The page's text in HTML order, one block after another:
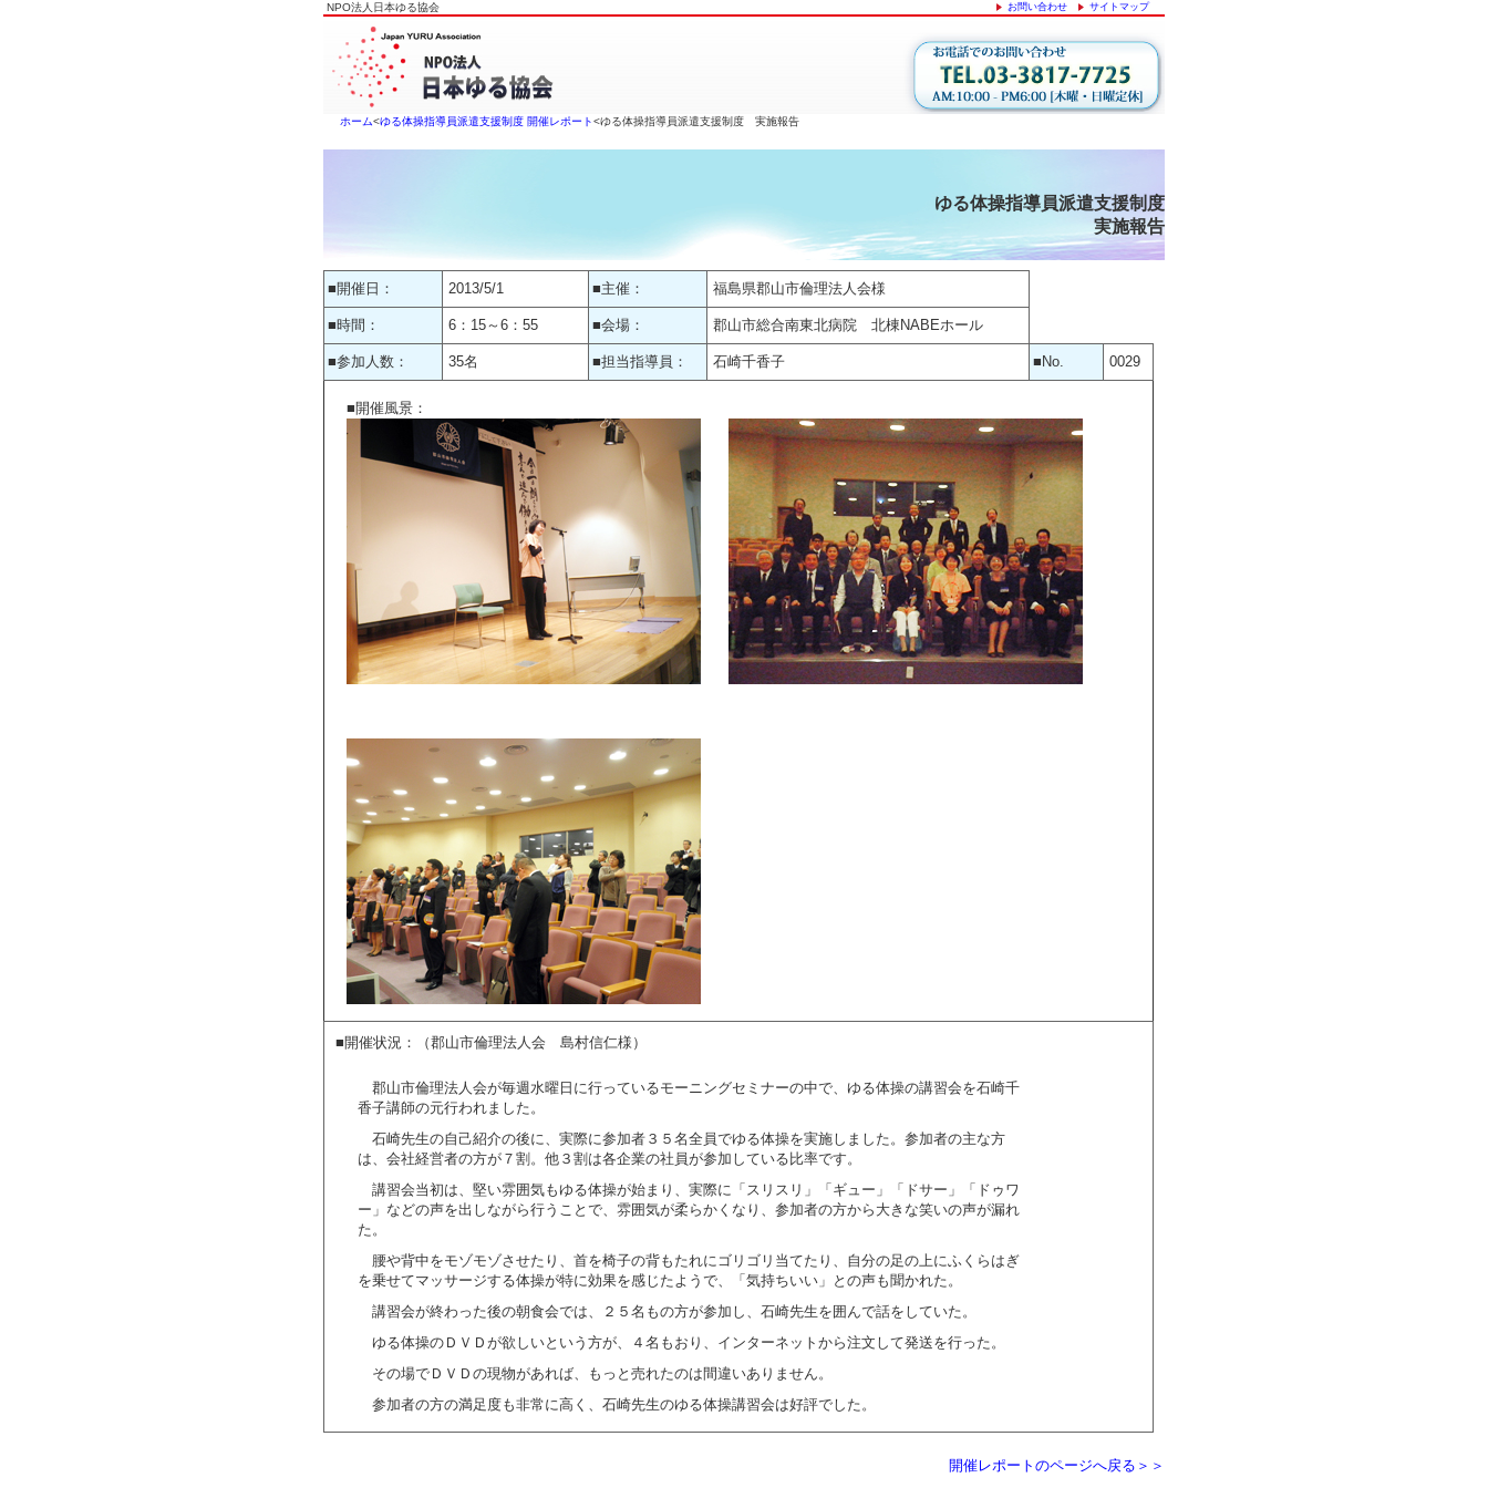
NPO法人日本ゆる協会 お問い合わせ サイトマップ
ホーム<ゆる体操指導員派遣支援制度 開催レポート<ゆる体操指導員派遣支援制度 実施報告
ゆる体操指導員派遣支援制度
実施報告
■開催日： 2013/5/1 ■主催： 福島県郡山市倫理法人会様
■時間： 6：15～6：55 ■会場： 郡山市総合南東北病院 北棟NABEホール
■参加人数： 35名 ■担当指導員： 石崎千香子 ■No. 0029
■開催風景：
■開催状況：（郡山市倫理法人会 島村信仁様）
郡山市倫理法人会が毎週水曜日に行っているモーニングセミナーの中で、ゆる体操の講習会を石崎千
香子講師の元行われました。
石崎先生の自己紹介の後に、実際に参加者３５名全員でゆる体操を実施しました。参加者の主な方
は、会社経営者の方が７割。他３割は各企業の社員が参加している比率です。
講習会当初は、堅い雰囲気もゆる体操が始まり、実際に「スリスリ」「ギュー」「ドサー」「ドゥワ
ー」などの声を出しながら行うことで、雰囲気が柔らかくなり、参加者の方から大きな笑いの声が漏れ
た。
腰や背中をモゾモゾさせたり、首を椅子の背もたれにゴリゴリ当てたり、自分の足の上にふくらはぎ
を乗せてマッサージする体操が特に効果を感じたようで、「気持ちいい」との声も聞かれた。
講習会が終わった後の朝食会では、２５名もの方が参加し、石崎先生を囲んで話をしていた。
ゆる体操のＤＶＤが欲しいという方が、４名もおり、インターネットから注文して発送を行った。
その場でＤＶＤの現物があれば、もっと売れたのは間違いありません。
参加者の方の満足度も非常に高く、石崎先生のゆる体操講習会は好評でした。
開催レポートのページへ戻る＞＞